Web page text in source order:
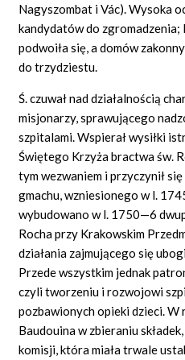
Nagyszombat i Vác). Wysoka
kandydatów do zgromadzenia;
podwoiła się, a domów
do trzydziestu.
Ś. czuwał nad działalnością
misjonarzy, sprawującego
szpitalami. Wspierał wysiłki
Świętego Krzyża bractwa św.
tym wezwaniem i przyczynił
gmachu, wzniesionego w l.
wybudowano w l. 1750—6
Rocha przy Krakowskim
działania zajmującego się
Przede wszystkim jednak
czyli tworzeniu i rozwojowi
pozbawionych opieki dzieci. W
Baudouina w zbieraniu
komisji, która miała trwale